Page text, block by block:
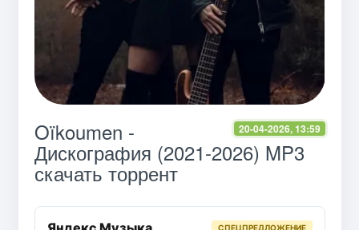
20-04-2026, 13:59
Oïkoumen -
Дискография (2021-2026) MP3
скачать торрент
СПЕЦПРЕДЛОЖЕНИЕ